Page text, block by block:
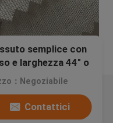
semplice con
e larghezza 44" o
：Negoziabile
Contattici